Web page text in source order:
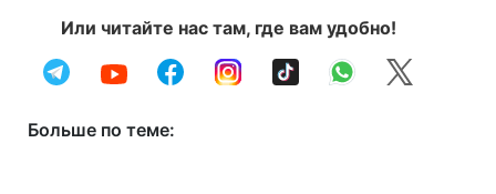
Или читайте нас там, где вам удобно!
Больше по теме: